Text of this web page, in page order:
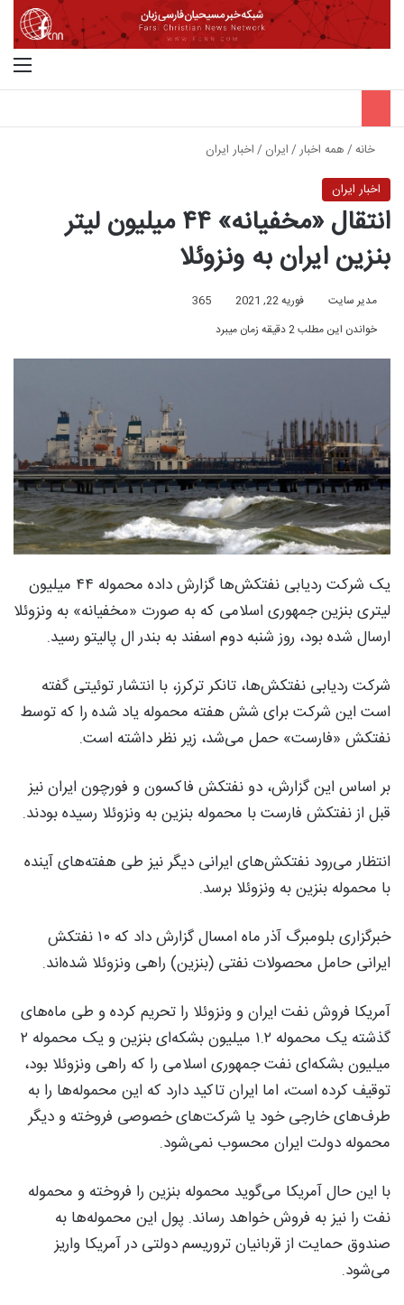
خانه/همه اخبار/ایران /اخبار ایران
اخبار ایران
انتقال «مخفیانه» ۴۴ میلیون لیتر
بنزین ایران به ونزوئلا
مدیر سایت فوریه 22, 2021
365
خواندن این مطلب 2 دقیقه زمان میبرد
یک شرکت ردیابی نفتکش‌ها گزارش داده محموله ۴۴ میلیون
لیتری بنزین جمهوری اسلامی که به صورت «مخفیانه» به ونزوئلا
ارسال شده بود، روز شنبه دوم اسفند به بندر ال پالیتو رسید.
شرکت ردیابی نفتکش‌ها، تانکر ترکرز، با انتشار توئیتی گفته
است این شرکت برای شش هفته محموله یاد شده را که توسط
نفتکش «فارست» حمل می‌شد، زیر نظر داشته است.
بر اساس این گزارش، دو نفتکش فاکسون و فورچون ایران نیز
قبل از نفتکش فارست با محموله بنزین به ونزوئلا رسیده بودند.
انتظار می‌رود نفتکش‌های ایرانی دیگر نیز طی هفته‌های آینده
با محموله بنزین به ونزوئلا برسد.
خبرگزاری بلومبرگ آذر ماه امسال گزارش داد که ۱۰ نفتکش
ایرانی حامل محصولات نفتی (بنزین) راهی ونزوئلا شده‌اند.
آمریکا فروش نفت ایران و ونزوئلا را تحریم کرده و طی ماه‌های
گذشته یک محموله ۱.۲ میلیون بشکه‌ای بنزین و یک محموله ۲
میلیون بشکه‌ای نفت جمهوری اسلامی را که راهی ونزوئلا بود،
توقیف کرده است، اما ایران تاکید دارد که این محموله‌ها را به
طرف‌های خارجی خود یا شرکت‌های خصوصی فروخته و دیگر
محموله دولت ایران محسوب نمی‌شود.
با این حال آمریکا می‌گوید محموله بنزین را فروخته و محموله
نفت را نیز به فروش خواهد رساند. پول این محموله‌ها به
صندوق حمایت از قربانیان تروریسم دولتی در آمریکا واریز
می‌شود.